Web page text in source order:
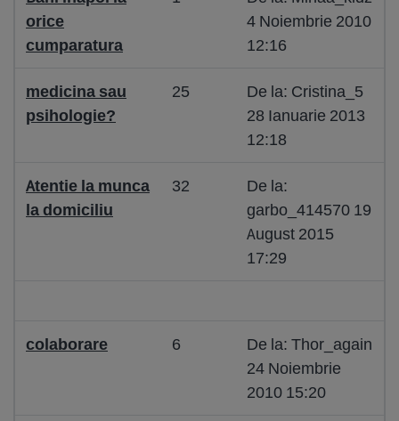
orice
cumparatura
4 Noiembrie 2010
12:16
medicina sau
psihologie?
25
De la: Cristina_5
28 Ianuarie 2013
12:18
Atentie la munca
la domiciliu
32
De la:
garbo_414570 19
August 2015
17:29
colaborare 6
De la: Thor_again
24 Noiembrie
2010 15:20